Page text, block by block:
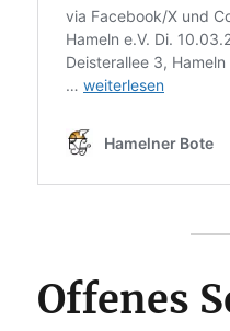
Offenes